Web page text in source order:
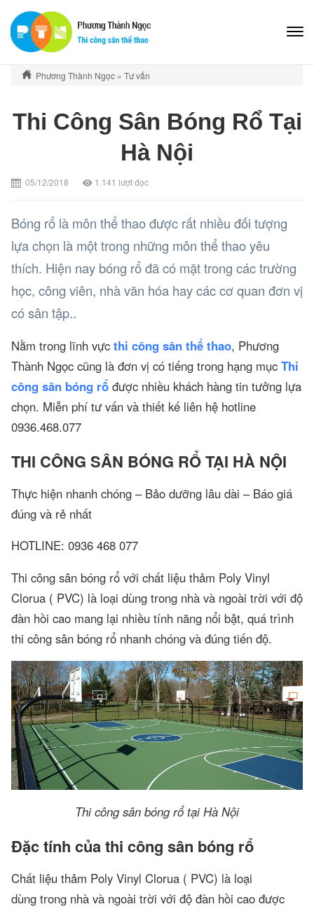
Phương Thành Ngọc » Tư vấn
Thi Công Sân Bóng Rổ Tại
Hà Nội
05/12/2018 1.141 lượt đọc
Bóng rổ là môn thể thao được rất nhiều đối tượng
lựa chọn là một trong những môn thể thao yêu
thích. Hiện nay bóng rổ đã có mặt trong các trường
học, công viên, nhà văn hóa hay các cơ quan đơn vị
có sân tập..
Nằm trong lĩnh vực thi công sân thể thao, Phương
Thành Ngọc cũng là đơn vị có tiếng trong hạng mục Thi
công sân bóng rổ được nhiều khách hàng tin tưởng lựa
chọn. Miễn phí tư vấn và thiết kế liên hệ hotline
0936.468.077
THI CÔNG SÂN BÓNG RỔ TẠI HÀ NỘI
Thực hiện nhanh chóng – Bảo dưỡng lâu dài – Báo giá
đúng và rẻ nhất
HOTLINE: 0936 468 077
Thi công sân bóng rổ với chất liệu thảm Poly Vinyl
Clorua ( PVC) là loại dùng trong nhà và ngoài trời với độ
đàn hồi cao mang lại nhiều tính năng nổi bật, quá trình
thi công sân bóng rổ nhanh chóng và đúng tiến độ.
Thi công sân bóng rổ tại Hà Nội
Đặc tính của thi công sân bóng rổ
Chất liệu thảm Poly Vinyl Clorua ( PVC) là loại
dùng trong nhà và ngoài trời với độ đàn hồi cao được